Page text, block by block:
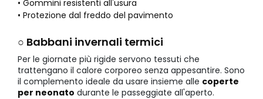
• Gommini resistenti all'usura
• Protezione dal freddo del pavimento
○ Babbani invernali termici
Per le giornate più rigide servono tessuti che
trattengano il calore corporeo senza appesantire. Sono
il complemento ideale da usare insieme alle coperte
per neonato durante le passeggiate all'aperto.